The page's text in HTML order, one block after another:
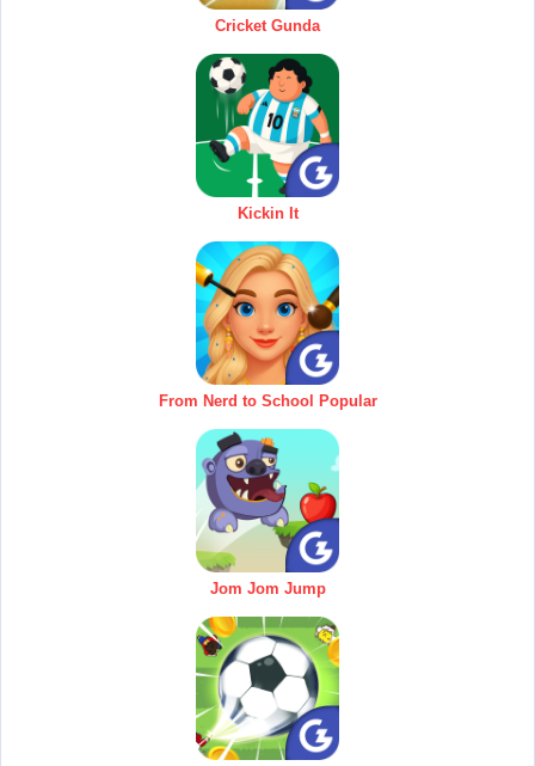
Cricket Gunda
Kickin It
From Nerd to School Popular
Jom Jom Jump